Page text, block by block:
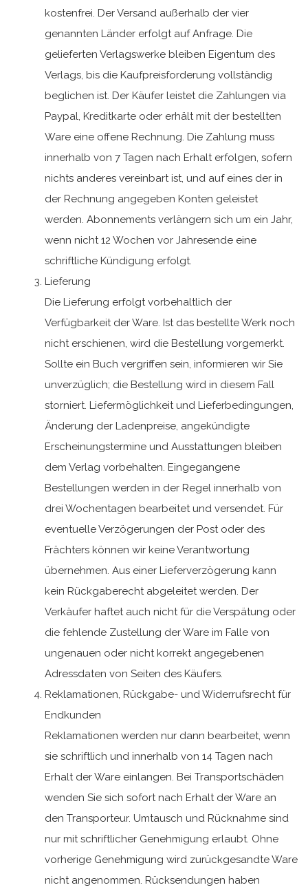
kostenfrei. Der Versand außerhalb der vier
genannten Länder erfolgt auf Anfrage. Die
gelieferten Verlagswerke bleiben Eigentum des
Verlags, bis die Kaufpreisforderung vollständig
beglichen ist. Der Käufer leistet die Zahlungen via
Paypal, Kreditkarte oder erhält mit der bestellten
Ware eine offene Rechnung. Die Zahlung muss
innerhalb von 7 Tagen nach Erhalt erfolgen, sofern
nichts anderes vereinbart ist, und auf eines der in
der Rechnung angegeben Konten geleistet
werden. Abonnements verlängern sich um ein Jahr,
wenn nicht 12 Wochen vor Jahresende eine
schriftliche Kündigung erfolgt.
Lieferung
Die Lieferung erfolgt vorbehaltlich der
Verfügbarkeit der Ware. Ist das bestellte Werk noch
nicht erschienen, wird die Bestellung vorgemerkt.
Sollte ein Buch vergriffen sein, informieren wir Sie
unverzüglich; die Bestellung wird in diesem Fall
storniert. Liefermöglichkeit und Lieferbedingungen,
Änderung der Ladenpreise, angekündigte
Erscheinungstermine und Ausstattungen bleiben
dem Verlag vorbehalten. Eingegangene
Bestellungen werden in der Regel innerhalb von
drei Wochentagen bearbeitet und versendet. Für
eventuelle Verzögerungen der Post oder des
Frächters können wir keine Verantwortung
übernehmen. Aus einer Lieferverzögerung kann
kein Rückgaberecht abgeleitet werden. Der
Verkäufer haftet auch nicht für die Verspätung oder
die fehlende Zustellung der Ware im Falle von
ungenauen oder nicht korrekt angegebenen
Adressdaten von Seiten des Käufers.
Reklamationen, Rückgabe- und Widerrufsrecht für
Endkunden
Reklamationen werden nur dann bearbeitet, wenn
sie schriftlich und innerhalb von 14 Tagen nach
Erhalt der Ware einlangen. Bei Transportschäden
wenden Sie sich sofort nach Erhalt der Ware an
den Transporteur. Umtausch und Rücknahme sind
nur mit schriftlicher Genehmigung erlaubt. Ohne
vorherige Genehmigung wird zurückgesandte Ware
nicht angenommen. Rücksendungen haben